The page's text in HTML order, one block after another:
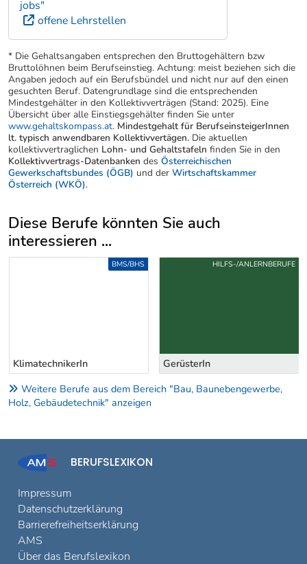
Stellenangebote in AMS "alle jobs"
offene Job-Angebote im AMS "alle
jobs"
offene Lehrstellen
* Die Gehaltsangaben entsprechen den Bruttogehältern bzw
Bruttolöhnen beim Berufseinstieg. Achtung: meist beziehen sich die
Angaben jedoch auf ein Berufsbündel und nicht nur auf den einen
gesuchten Beruf. Datengrundlage sind die entsprechenden
Mindestgehälter in den Kollektivverträgen (Stand: 2025). Eine
Übersicht über alle Einstiegsgehälter finden Sie unter
kollektivvertraglichen Lohn- und Gehaltstafelnfinden Sie in den
Kollektivvertrags-Datenbankendes Österreichischen
Gewerkschaftsbundes (ÖGB)
Österreich (WKÖ).
Weitere Berufe aus dem Bereich "Bau, Baunebengewerbe,
Holz, Gebäudetechnik" anzeigen
BERUFSLEXIKON